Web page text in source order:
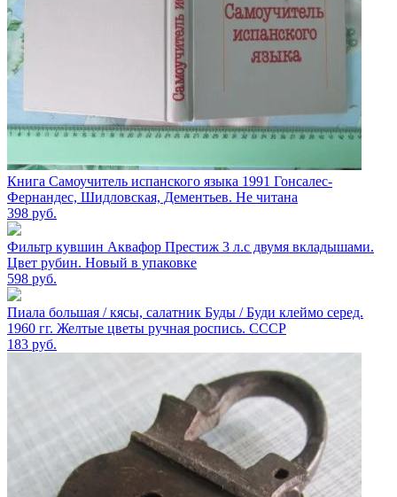
Книга Самоучитель испанского языка 1991 Гонсалес-
Фернандес, Шидловская, Дементьев. Не читана
398 руб.
Фильтр кувшин Аквафор Престиж 3 л.с двумя вкладышами.
Цвет рубин. Новый в упаковке
598 руб.
Пиала большая / кясы, салатник Буды / Буди клеймо серед.
1960 гг. Желтые цветы ручная роспись. СССР
183 руб.